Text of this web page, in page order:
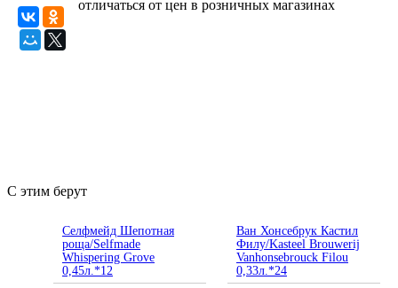
отличаться от цен в розничных магазинах
С этим берут
Селфмейд Шепотная
роща/Selfmade
Whispering Grove
0,45л.*12
Ван Хонсебрук Кастил
Филу/Kasteel Brouwerij
Vanhonsebrouck Filou
0,33л.*24